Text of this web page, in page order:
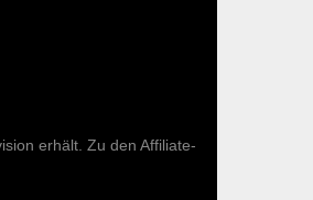
erhält. Zu den Affiliate-